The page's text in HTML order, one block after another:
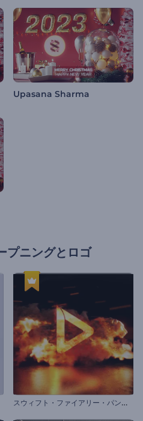
Upasana Sharma
プニングとロゴ
ス
ウィフト・ファイアリー・パンサー・イントロ